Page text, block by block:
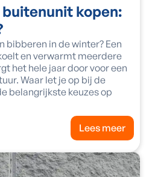
kopen:
bibberen in de winter? Een
en verwarmt meerdere
het hele jaar door voor een
Waar let je op bij de
belangrijkste keuzes op
Lees meer